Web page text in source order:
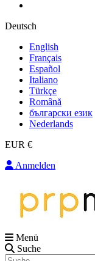
Deutsch
English
Français
Español
Italiano
Türkçe
Română
български език
Nederlands
EUR €
Anmelden
Menü
Suche